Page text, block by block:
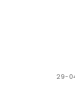
29-